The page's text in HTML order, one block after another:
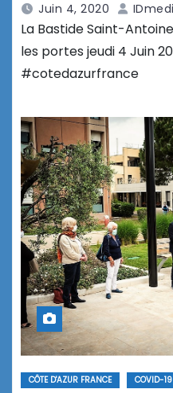
Juin 4, 2020
La Bastide Saint-
les portes jeudi 4 Juin
#cotedazurfrance
CÔTE D'AZUR FRANCE COVID-19